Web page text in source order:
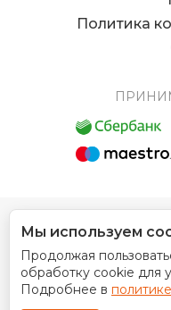
Политика
© 2012 - 2026
Дизайн
Мы используем
Продолжая
обработку cookie для
Подробнее в